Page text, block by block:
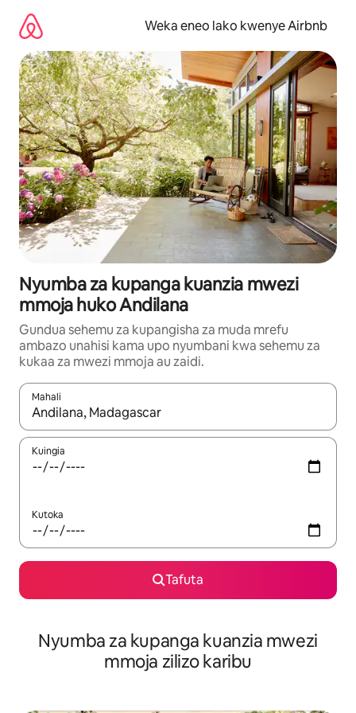
kwenda
kwenye
maudhui
Weka eneo lako kwenye Airbnb
Nyumba za kupanga kuanzia mwezi
mmoja huko Andilana
Gundua sehemu za kupangisha za muda mrefu
ambazo unahisi kama upo nyumbani kwa sehemu za
kukaa za mwezi mmoja au zaidi.
Mahali
Wakati matokeo yanapatikana, vinjari kwa kutumia vitufe vya
Kuingia
Kutoka
Tafuta
Nyumba za kupanga kuanzia mwezi
mmoja zilizo karibu